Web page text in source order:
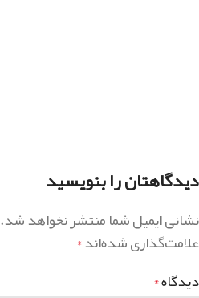
دیدگاهتان را بنویسید
نشانی ایمیل شما منتشر نخواهد شد.
علامت‌گذاری شده‌اند*
دیدگاه*